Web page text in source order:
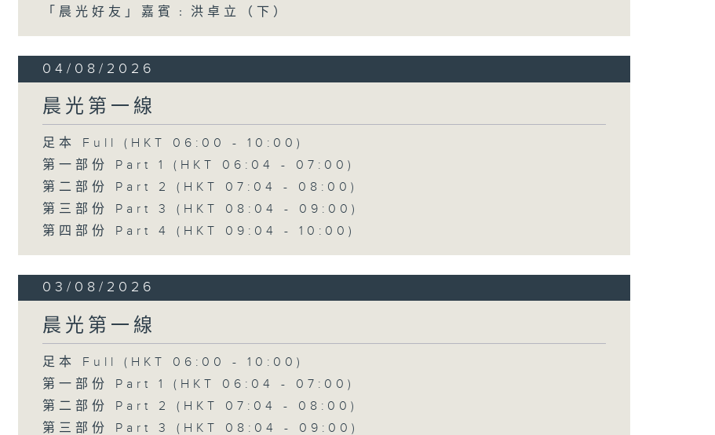
「晨光好友」嘉賓﹕洪卓立（下）
04/08/2026
晨光第一線
足本 Full (HKT 06:00 - 10:00)
第一部份 Part 1 (HKT 06:04 - 07:00)
第二部份 Part 2 (HKT 07:04 - 08:00)
第三部份 Part 3 (HKT 08:04 - 09:00)
第四部份 Part 4 (HKT 09:04 - 10:00)
03/08/2026
晨光第一線
足本 Full (HKT 06:00 - 10:00)
第一部份 Part 1 (HKT 06:04 - 07:00)
第二部份 Part 2 (HKT 07:04 - 08:00)
第三部份 Part 3 (HKT 08:04 - 09:00)